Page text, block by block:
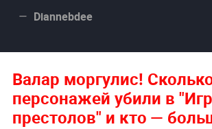
Diannebdee
Валар моргулис!
персонажей убили в
престолов" и кто —